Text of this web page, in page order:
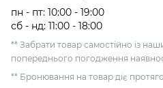
пн - пт: 10:00 - 19:00
сб - нд: 11:00 - 18:00
** Забрати товар самостійно із
попереднього погодження
** Бронювання на товар діє